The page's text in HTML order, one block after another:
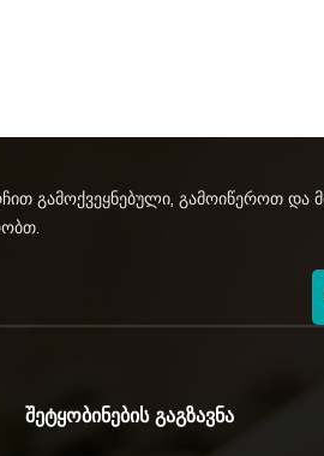
გამოქვეყნებული, გამოიწეროთ და
ᲨᲔᲢᲧᲝᲑᲘᲜᲔᲑᲘᲡ ᲒᲐᲒᲖᲐᲕᲜᲐ